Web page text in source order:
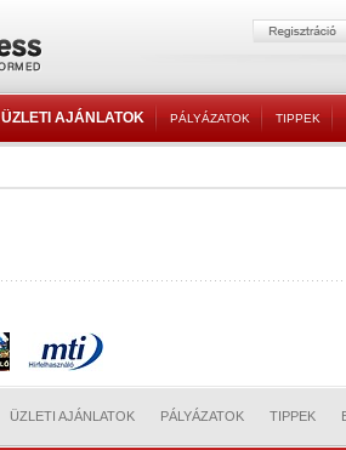
ÜZLETI AJÁNLATOK PÁLYÁZATOK TIPPEK
ÜZLETI AJÁNLATOK PÁLYÁZATOK TIPPEK